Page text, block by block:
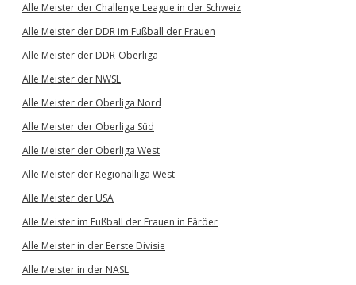
Alle Meister der Challenge League in der Schweiz
Alle Meister der DDR im Fußball der Frauen
Alle Meister der DDR-Oberliga
Alle Meister der NWSL
Alle Meister der Oberliga Nord
Alle Meister der Oberliga Süd
Alle Meister der Oberliga West
Alle Meister der Regionalliga West
Alle Meister der USA
Alle Meister im Fußball der Frauen in Färöer
Alle Meister in der Eerste Divisie
Alle Meister in der NASL